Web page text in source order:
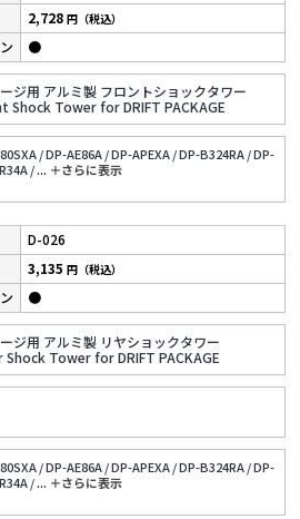
ジ用 アルミ製 フロントショックタワー
Shock Tower for DRIFT PACKAGE
2,728円（税込）
●
/DP-AE86A /DP-APEXA /DP-B324RA /DP-
/... ＋さらに表⽰
D-026
ジ用 アルミ製 リヤショックタワー
Shock Tower for DRIFT PACKAGE
3,135円（税込）
●
/DP-AE86A /DP-APEXA /DP-B324RA /DP-
/... ＋さらに表⽰